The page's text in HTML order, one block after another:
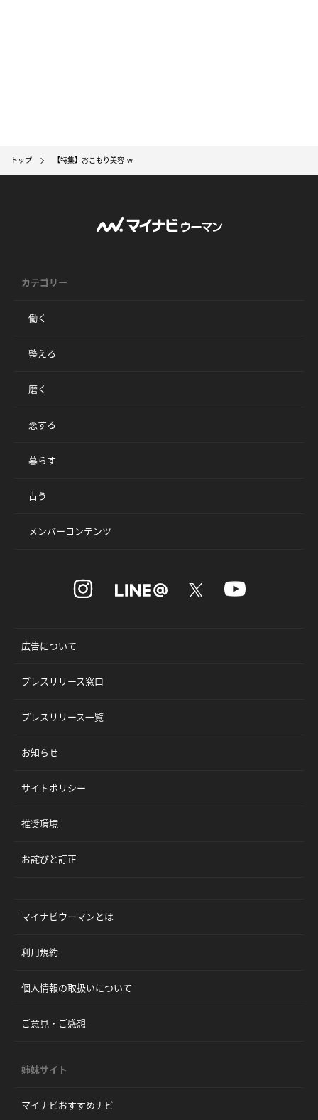
トップ 【特集】おこもり美容_w
カテゴリー
働く
整える
磨く
恋する
暮らす
占う
メンバーコンテンツ
広告について
プレスリリース窓口
プレスリリース一覧
お知らせ
サイトポリシー
推奨環境
お詫びと訂正
マイナビウーマンとは
利用規約
個人情報の取扱いについて
ご意見・ご感想
姉妹サイト
マイナビおすすめナビ